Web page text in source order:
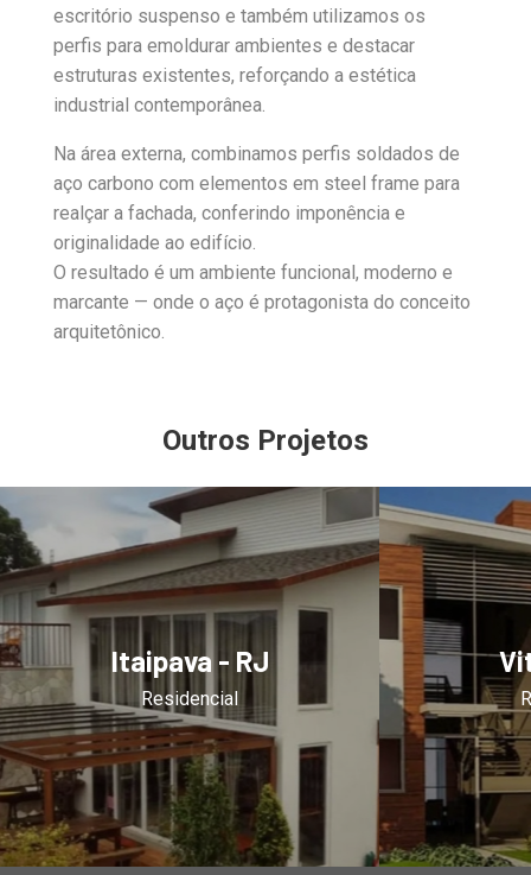
escritório suspenso e também utilizamos os
perfis para emoldurar ambientes e destacar
estruturas existentes, reforçando a estética
industrial contemporânea.
Na área externa, combinamos perfis soldados de
aço carbono com elementos em steel frame para
realçar a fachada, conferindo imponência e
originalidade ao edifício.
O resultado é um ambiente funcional, moderno e
marcante — onde o aço é protagonista do conceito
arquitetônico.
Outros Projetos
Itaipava - RJ
Residencial